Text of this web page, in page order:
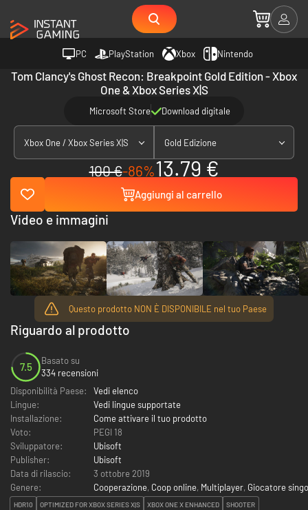
PC PlayStation Xbox Nintendo
Tom Clancy's Ghost Recon: Breakpoint Gold Edition - Xbox
One & Xbox Series X|S
Microsoft Store Download digitale
Xbox One / Xbox Series X|S Gold Edizione
100 €-86%13.79 €
Aggiungi al carrello
Questo prodotto NON È DISPONIBILE nel tuo Paese
Riguardo al prodotto
7.5
Basato su
334 recensioni
Disponibilità Paese:
Vedi elenco
Lingue:
Vedi lingue supportate
Installazione:
Come attivare il tuo prodotto
Voto:
PEGI 18
Sviluppatore:
Ubisoft
Publisher:
Ubisoft
Data di rilascio:
3 ottobre 2019
Genere:
Cooperazione, Coop online, Multiplayer, Giocatore
HDR10 OPTIMIZED FOR XBOX SERIES X|S XBOX ONE X ENHANCED SHOOTER
Video e immagini